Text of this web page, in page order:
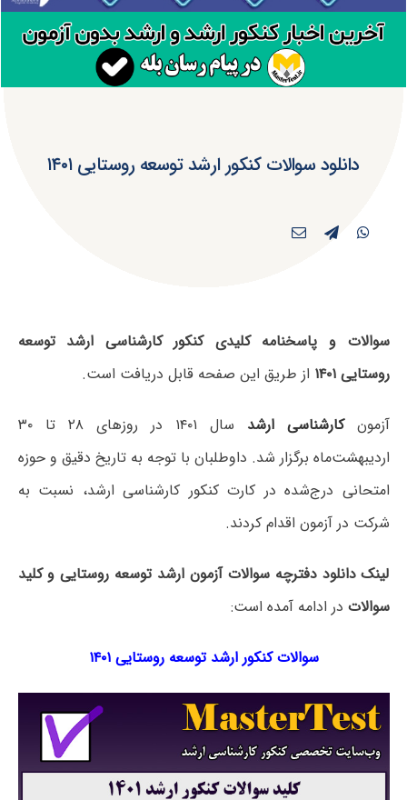
دانلود سوالات کنکور ارشد توسعه روستایی ۱۴۰۱
سوالات و پاسخنامه کلیدی کنکور کارشناسی ارشد توسعه
روستایی ۱۴۰۱
از طریق این صفحه قابل دریافت است.
آزمونکارشناسی ارشد
سال ۱۴۰۱ در روزهای ۲۸ تا ۳۰
اردیبهشت‌ماه برگزار شد. داوطلبان با توجه به تاریخ دقیق و حوزه
امتحانی درج‌شده در کارت کنکور کارشناسی ارشد، نسبت به
شرکت در آزمون اقدام کردند.
لینک دانلود دفترچه سوالات آزمون ارشد توسعه روستایی و کلید
سوالات در ادامه آمده است:
سوالات کنکور ارشد توسعه روستایی ۱۴۰۱